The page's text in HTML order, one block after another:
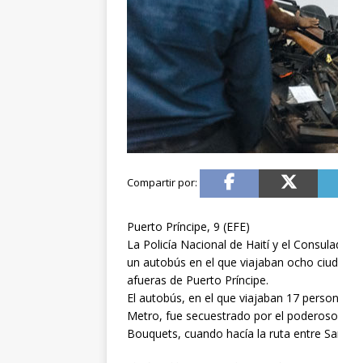
Puerto Príncipe, 9 (EFE)
La Policía Nacional de Haití y el
un autobús en el que viajaban ocho
afueras de Puerto Príncipe.
El autobús, en el que viajaban 17
Metro, fue secuestrado por el
Bouquets, cuando hacía la ruta entre